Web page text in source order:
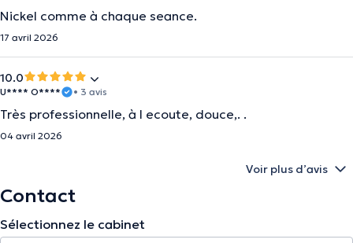
Nickel comme à chaque seance.
17 avril 2026
10.0
U**** O**** • 3 avis
Très professionnelle, à l ecoute, douce,. .
04 avril 2026
Voir plus d’avis
Contact
Sélectionnez le cabinet